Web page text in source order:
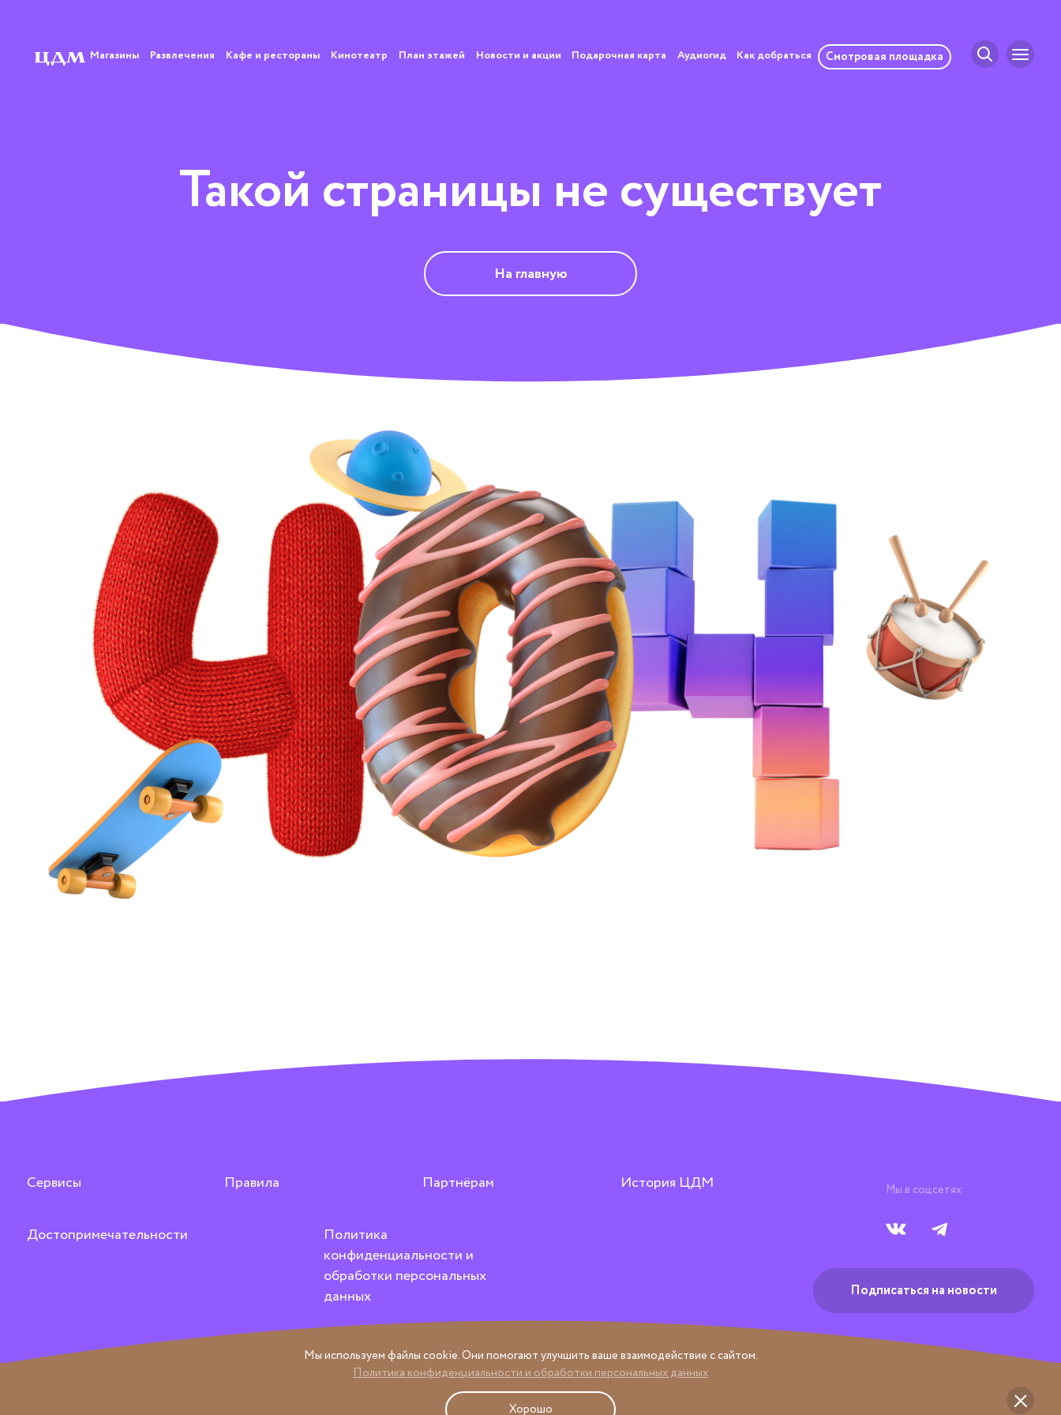
Магазины Развлечения Кафе и рестораны Кинотеатр План этажей Новости и акции Подарочная карта Аудиогид Как добраться Смотровая площадка
Такой страницы не существует
На главную
Мы используем файлы cookie. Они помогают улучшить ваше взаимодействие с сайтом.
Политика конфиденциальности и обработки персональных данных
Хорошо
Сервисы Правила Партнёрам История ЦДМ
Достопримечательности
Политика
конфиденциальности и
обработки персональных
данных
Мы в соцсетях
Подписаться на новости